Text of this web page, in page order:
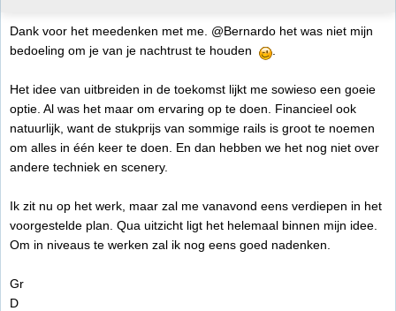
Dank voor het meedenken met me. @Bernardo het was niet mijn
bedoeling om je van je nachtrust te houden
Het idee van uitbreiden in de toekomst lijkt me sowieso een goeie
optie. Al was het maar om ervaring op te doen. Financieel ook
natuurlijk, want de stukprijs van sommige rails is groot te noemen
om alles in één keer te doen. En dan hebben we het nog niet over
andere techniek en scenery.
Ik zit nu op het werk, maar zal me vanavond eens verdiepen in het
voorgestelde plan. Qua uitzicht ligt het helemaal binnen mijn idee.
Om in niveaus te werken zal ik nog eens goed nadenken.
Gr
D